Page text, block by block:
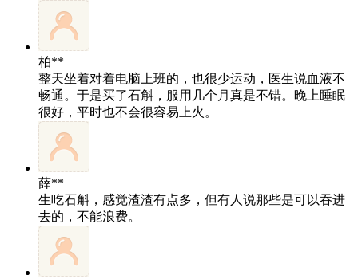
柏**
整天坐着对着电脑上班的，也很少运动，医生说血液不
畅通。于是买了石斛，服用几个月真是不错。晚上睡眠
很好，平时也不会很容易上火。
薛**
生吃石斛，感觉渣渣有点多，但有人说那些是可以吞进
去的，不能浪费。